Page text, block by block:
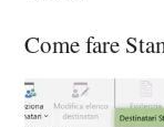
Come fare